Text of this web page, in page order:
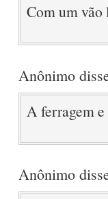
Com um
Anônimo
A ferragem
Anônimo